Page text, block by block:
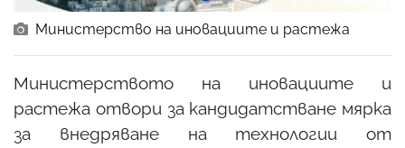
Министерство на иновациите и растежа
Министерството на иновациите и
растежа отвори за кандидатстване мярка
за внедряване на технологии от